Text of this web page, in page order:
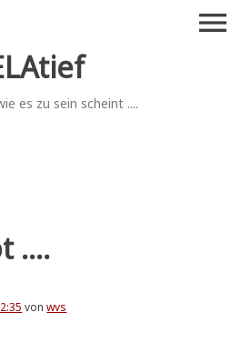
es zu sein scheint ....
menu
....
vonwvs